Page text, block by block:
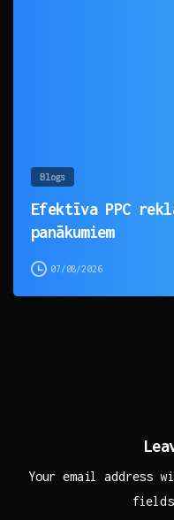
Blogs
Efektīva PPC
panākumiem
07/08/2026
Your email address
fields